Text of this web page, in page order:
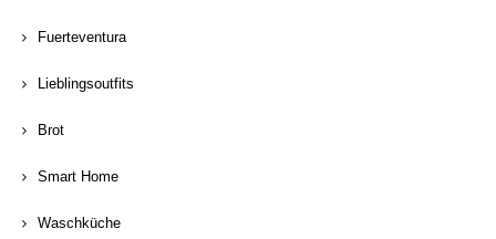
Fuerteventura
Lieblingsoutfits
Brot
Smart Home
Waschküche